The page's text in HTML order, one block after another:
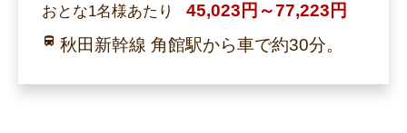
おとな1名様あたり
45,023円～77,223円
秋田新幹線 角館駅から車で約30分。